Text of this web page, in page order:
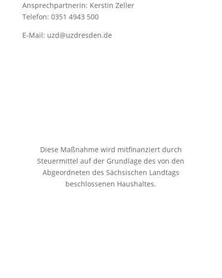
Ansprechpartnerin: Kerstin Zeller
Telefon: 0351 4943 500
E-Mail: uzd@uzdresden.de
Diese Maßnahme wird mitfinanziert durch
Steuermittel auf der Grundlage des von den
Abgeordneten des Sächsischen Landtags
beschlossenen Haushaltes.